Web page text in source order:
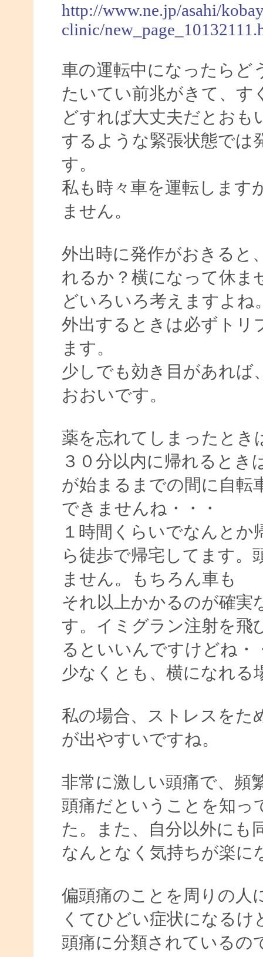
http://www.ne.jp/asahi/
clinic/
車の運転中になったらど
たいてい前兆がきて、す
どすれば大丈夫だとおも
するような緊張状態では
す。
私も時々車を運転します
ません。
外出時に発作がおきると
れるか？横になって休ま
どいろいろ考えますよね
外出するときは必ずトリ
ます。
少しでも効き目があれば
おおいです。
薬を忘れてしまったとき
３０分以内に帰れるとき
が始まるまでの間に自転
できませんね・・・
１時間くらいでなんと
ら徒歩で帰宅してます。
ません。もちろん車も
それ以上かかるのが確実
す。イミグラン注射を飛
るといいんですけどね・
少なくとも、横になれる
私の場合、ストレスをた
が出やすいですね。
非常に激しい頭痛で、頻
頭痛だということを知っ
た。また、自分以外にも
なんとなく気持ちが楽に
偏頭痛のことを周りの人
くてひどい症状になるけ
頭痛に分類されているの